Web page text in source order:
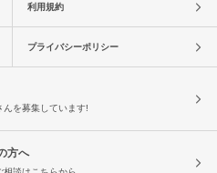
利用規約
プライバシーポリシー
んを募集しています!
方へ